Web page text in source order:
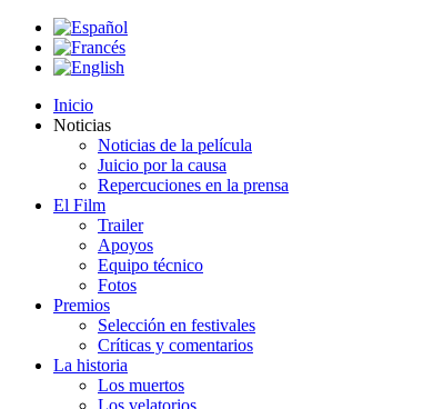
Inicio
Noticias
Noticias de la película
Juicio por la causa
Repercuciones en la prensa
El Film
Trailer
Apoyos
Equipo técnico
Fotos
Premios
Selección en festivales
Críticas y comentarios
La historia
Los muertos
Los velatorios